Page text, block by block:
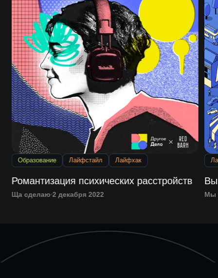
Образование Лайфстайл Лайфхак
Романтизация психических расстройств
Ща сделаю 2 декабря 2022 Мы